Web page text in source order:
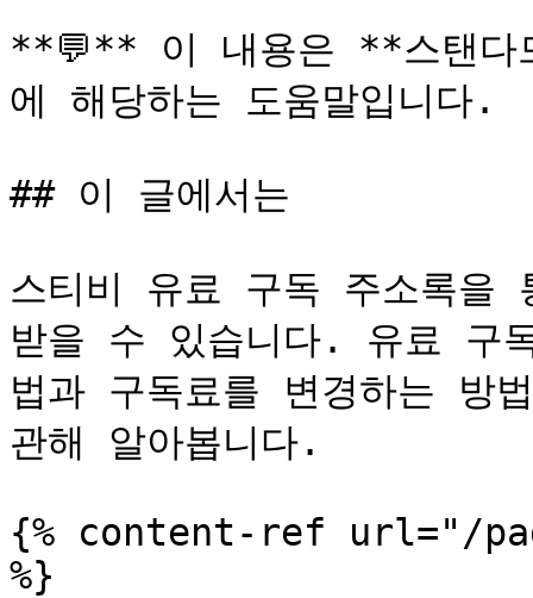
**💬** 이 내용은 **스탠다
에 해당하는 도움말입니다.
## 이 글에서는
스티비 유료 구독 주소록을
받을 수 있습니다. 유료 구
법과 구독료를 변경하는 방
관해 알아봅니다.
{% content-ref url="/
%}